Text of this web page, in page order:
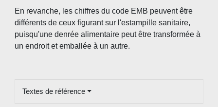
En revanche, les chiffres du code EMB peuvent être
différents de ceux figurant sur l'estampille sanitaire,
puisqu'une denrée alimentaire peut être transformée à
un endroit et emballée à un autre.
Textes de référence